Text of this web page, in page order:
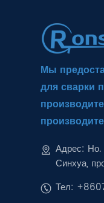
Мы
для сварки
Адрес: Но.
Синхуа,
Тел: